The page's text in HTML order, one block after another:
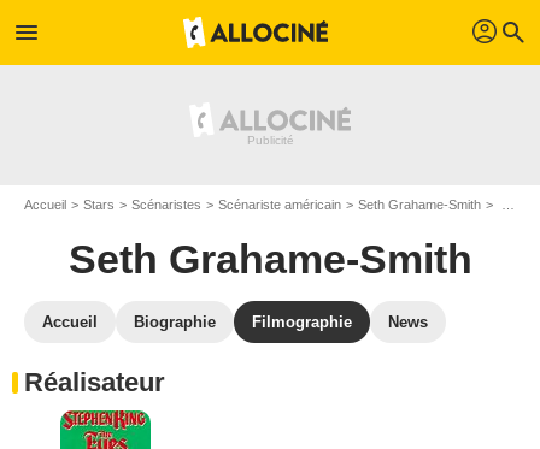
menu profil search
Accueil Stars Scénaristes Scénariste américain Seth Grahame-Smith
Seth Grahame-Smith
Accueil Biographie Filmographie News
Réalisateur